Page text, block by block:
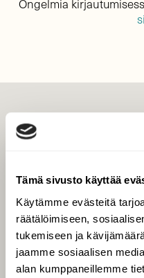
Tämä sivusto käyttää
Käytämme evästeitä
räätälöimiseen,
tukemiseen ja
jaamme sosiaalisen
alan kumppaneillemme
Ongelmia